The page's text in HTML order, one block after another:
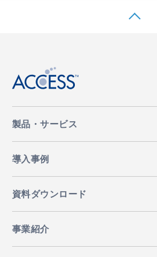
製品・サービス
導入事例
資料ダウンロード
事業紹介